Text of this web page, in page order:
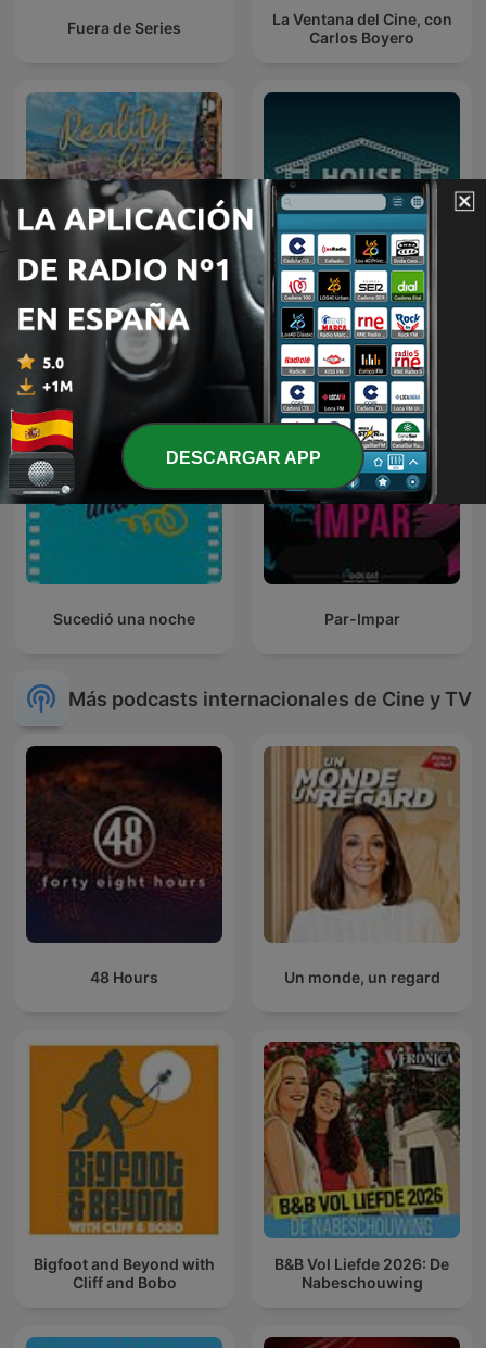
Fuera de Series
La Ventana del Cine, con
Carlos Boyero
Reality Check - B&B Vol
Liefde
House of Movies. El
Podcast de Decine21
Sucedió una noche Par-Impar
Más podcasts internacionales de Cine y TV
48 Hours Un monde, un regard
Bigfoot and Beyond with
Cliff and Bobo
B&B Vol Liefde 2026: De
Nabeschouwing
DESCARGAR APP